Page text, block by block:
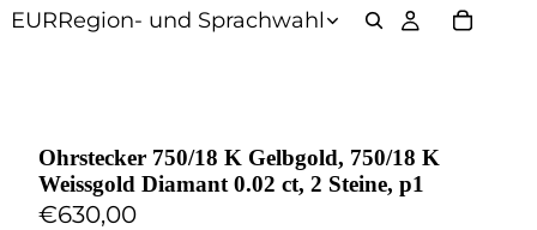
EURRegion- und Sprachwahl
Ohrstecker 750/18 K Gelbgold, 750/18 K
Weissgold Diamant 0.02 ct, 2 Steine, p1
€630,00